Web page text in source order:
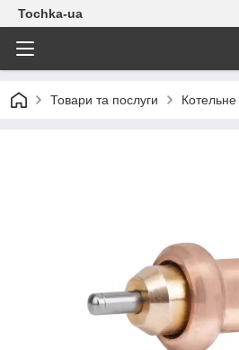
Tochka-ua
Товари та послуги